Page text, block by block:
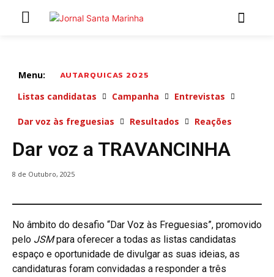
ÚLTIMAS NOTÍCIAS
Secções
NATAL NAS FREGUESIAS
REGIÃO
CULTURA E LAZER
SOCIEDADE
Menu:
AUTARQUICAS 2025
Listas candidatas
Campanha Entrevistas
Dar voz às freguesias Resultados Reações
Dar voz a TRAVANCINHA
8 de Outubro, 2025
No âmbito do desafio “Dar Voz às Freguesias”, promovido
pelo JSMpara oferecer a todas as listas candidatas
espaço e oportunidade de divulgar as suas ideias, as
candidaturas foram convidadas a responder a três